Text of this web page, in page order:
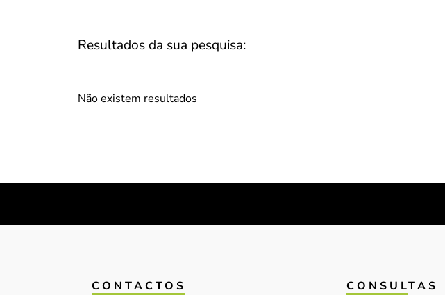
Resultados da sua pesquisa:
Não existem resultados
CONTACTOS CONSULTAS